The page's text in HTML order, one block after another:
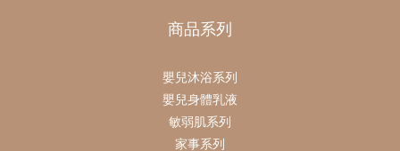
商品系列
嬰兒沐浴系列
嬰兒身體乳液
敏弱肌系列
家事系列